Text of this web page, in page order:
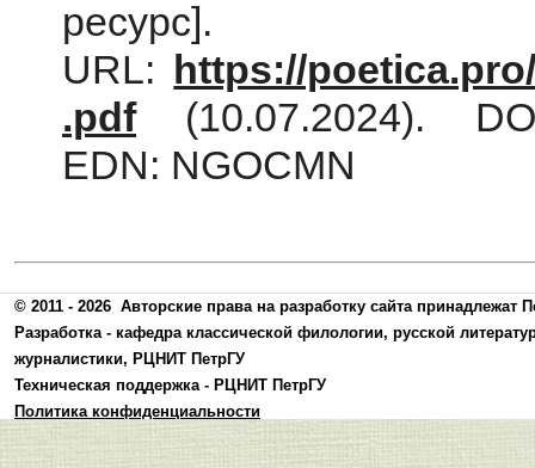
ресурс].
URL:
https://
.pdf(10.07.2024).
EDN: NGOCMN
© 2011 - 2026 Авторские права на разработку сайта принадлежат
Разработка - кафедра классической филологии, русской
журналистики, РЦНИТ ПетрГУ
Техническая поддержка - РЦНИТ ПетрГУ
Политика конфиденциальности